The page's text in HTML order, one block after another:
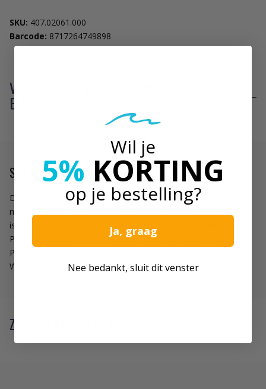
SKU: 407.02061.000
Barcode: 8717264749898
VON UNSEREN WASSERSPORT SPEZIALISTEN
EMPFOHLEN
STX SUP PADDLE CARBON 40%
Das 3-teilige STX Composite-Paddel ist ein sehr haltbares Paddel
mit 40% Carbon und einem strukturierten Nylonblatt. Das Paddel
ist perfekt ausbalanciert und leicht, was ein hervorragendes
Paddelerlebnis garantiert. Dank des Cam Lock Systems ist das
Paddel leicht einstellbar und Sie können die Spannung nach Ihren
Wünschen für optimalen Komfort und Kontrolle einstellen.
ZULETZT ANGESEHEN
Wil je
5% KORTING
op je bestelling?
Ja, graag
Nee bedankt, sluit dit venster